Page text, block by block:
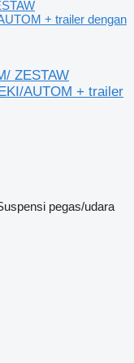
+ trailer dengan
ZESTAW
AUTOM + trailer
pegas/udara